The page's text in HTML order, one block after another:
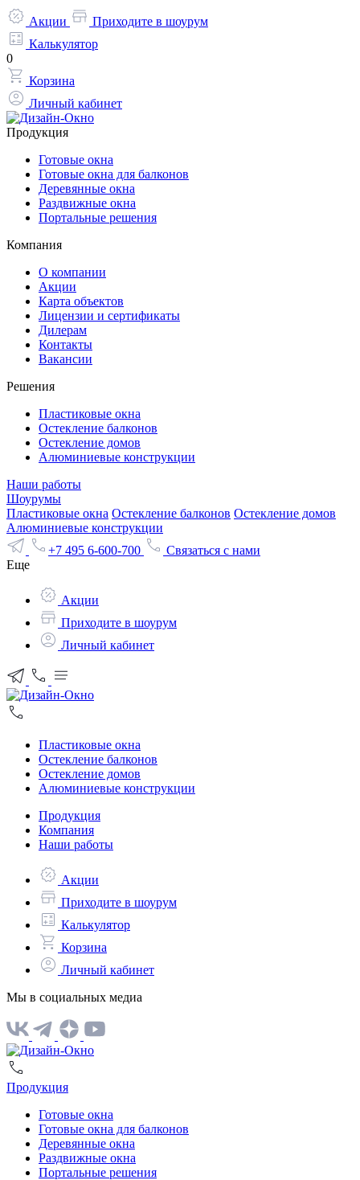
Акции
Приходите в шоурум
Калькулятор
0
Корзина
Личный кабинет
Продукция
Готовые окна
Готовые окна для балконов
Деревянные окна
Раздвижные окна
Портальные решения
Компания
О компании
Акции
Карта объектов
Лицензии и сертификаты
Дилерам
Контакты
Вакансии
Решения
Пластиковые окна
Остекление балконов
Остекление домов
Алюминиевые конструкции
Наши работы
Шоурумы
Пластиковые окна Остекление балконов Остекление домов
Алюминиевые конструкции
+7 495 6-600-700
Связаться с нами
Еще
Акции
Приходите в шоурум
Личный кабинет
Пластиковые окна
Остекление балконов
Остекление домов
Алюминиевые конструкции
Продукция
Компания
Наши работы
Акции
Приходите в шоурум
Калькулятор
Корзина
Личный кабинет
Мы в социальных медиа
Продукция
Готовые окна
Готовые окна для балконов
Деревянные окна
Раздвижные окна
Портальные решения